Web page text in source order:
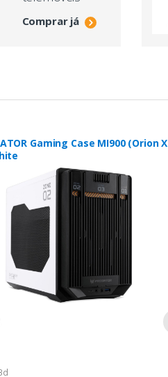
Comprar já
Gaming Case MI900 (Orion X